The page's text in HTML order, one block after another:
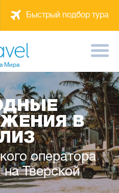
Быстрый подбор тура
Мира
В
оператора
Тверской